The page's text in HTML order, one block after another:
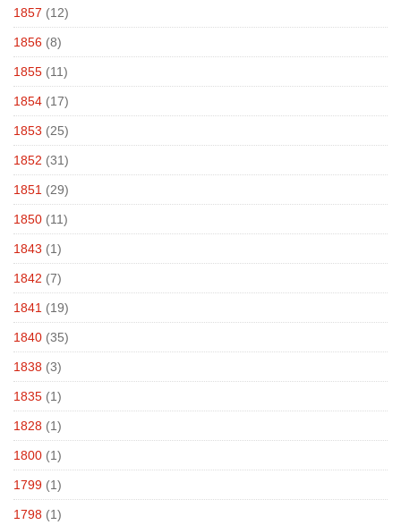
1857 (12)
1856 (8)
1855 (11)
1854 (17)
1853 (25)
1852 (31)
1851 (29)
1850 (11)
1843 (1)
1842 (7)
1841 (19)
1840 (35)
1838 (3)
1835 (1)
1828 (1)
1800 (1)
1799 (1)
1798 (1)